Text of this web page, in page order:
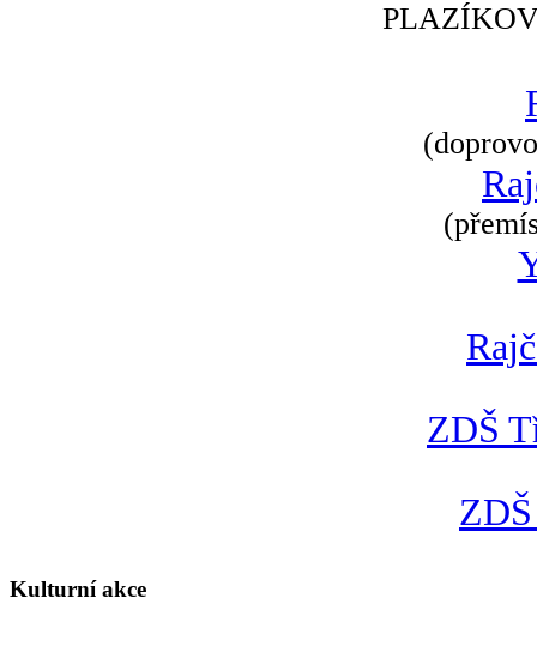
ZDŠ
Kulturní akce